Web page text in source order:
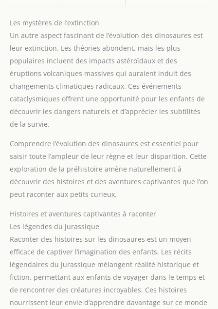
Les mystères de l’extinction
Un autre aspect fascinant de l’évolution des dinosaures est
leur extinction. Les théories abondent, mais les plus
populaires incluent des impacts astéroïdaux et des
éruptions volcaniques massives qui auraient induit des
changements climatiques radicaux. Ces événements
cataclysmiques offrent une opportunité pour les enfants de
découvrir les dangers naturels et d’apprécier les subtilités
de la survie.
Comprendre l’évolution des dinosaures est essentiel pour
saisir toute l’ampleur de leur règne et leur disparition. Cette
exploration de la préhistoire amène naturellement à
découvrir des histoires et des aventures captivantes que l’on
peut raconter aux petits curieux.
Histoires et aventures captivantes à raconter
Les légendes du jurassique
Raconter des histoires sur les dinosaures est un moyen
efficace de captiver l’imagination des enfants. Les récits
légendaires du jurassique mélangent réalité historique et
fiction, permettant aux enfants de voyager dans le temps et
de rencontrer des créatures incroyables. Ces histoires
nourrissent leur envie d’apprendre davantage sur ce monde